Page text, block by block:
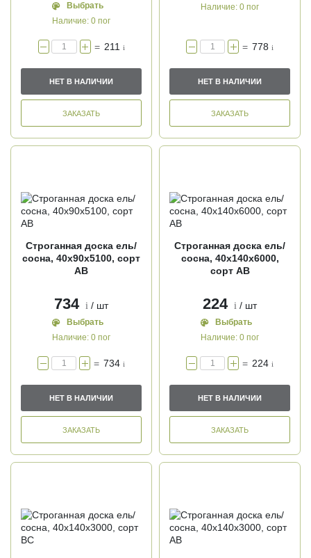
Выбрать
Наличие: 0 пог
= 211 i
НЕТ В НАЛИЧИИ
ЗАКАЗАТЬ
Наличие: 0 пог
= 778 i
НЕТ В НАЛИЧИИ
ЗАКАЗАТЬ
Строганная доска ель/
сосна, 40х90х5100, сорт
АВ
734 i / шт
Выбрать
Наличие: 0 пог
= 734 i
НЕТ В НАЛИЧИИ
ЗАКАЗАТЬ
Строганная доска ель/
сосна, 40х140х6000,
сорт АВ
224 i / шт
Выбрать
Наличие: 0 пог
= 224 i
НЕТ В НАЛИЧИИ
ЗАКАЗАТЬ